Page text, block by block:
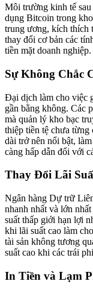
Môi trường kinh tế
dụng Bitcoin trong
trung ương, kích thích
thay đổi cơ bản các
tiền mặt doanh nghiệp.
Sự Không Chắc
Đại dịch làm cho việc
gần bằng không. Các
mà quản lý kho bạc
thiệp tiền tệ chưa từng
dài trở nên nổi bật,
càng hấp dẫn đối với
Thay Đổi Lãi
Ngân hàng Dự trữ
nhanh nhất và lớn
suất thấp giới hạn lợi
khi lãi suất cao làm
tài sản không tương
suất cao khi các trái
In Tiền và Lạm